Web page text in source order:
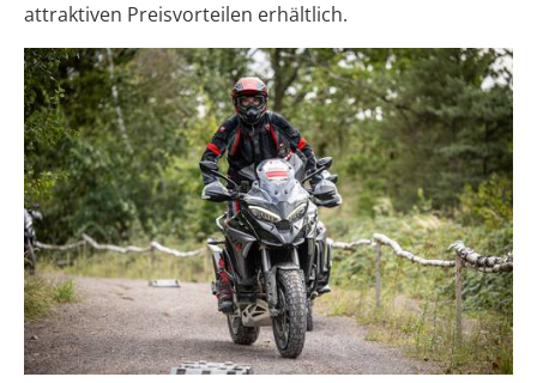
attraktiven Preisvorteilen erhältlich.